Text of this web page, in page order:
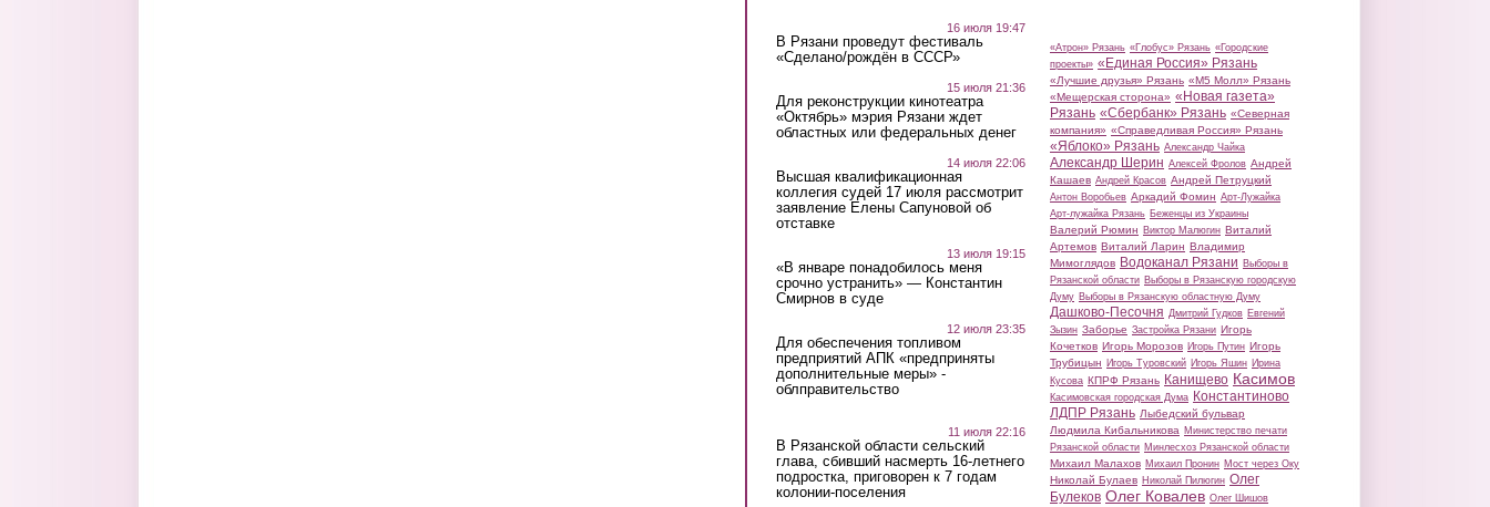
16 июля 19:47
В Рязани проведут фестиваль
«Сделано/рождён в СССР»
15 июля 21:36
Для реконструкции кинотеатра
«Октябрь» мэрия Рязани ждет
областных или федеральных денег
14 июля 22:06
Высшая квалификационная
коллегия судей 17 июля рассмотрит
заявление Елены Сапуновой об
отставке
13 июля 19:15
«В январе понадобилось меня
срочно устранить» — Константин
Смирнов в суде
12 июля 23:35
Для обеспечения топливом
предприятий АПК «предприняты
дополнительные меры» -
облправительство
11 июля 22:16
В Рязанской области сельский
глава, сбивший насмерть 16-летнего
подростка, приговорен к 7 годам
колонии-поселения
«Атрон» Рязань «Глобус» Рязань «Городские
проекты» «Единая Россия» Рязань
«Лучшие друзья» Рязань «М5 Молл» Рязань
«Мещерская сторона» «Новая газета»
Рязань «Сбербанк» Рязань «Северная
компания» «Справедливая Россия» Рязань
«Яблоко» Рязань Александр Чайка
Александр Шерин Алексей Фролов Андрей
Кашаев Андрей Красов Андрей Петруцкий
Антон Воробьев Аркадий Фомин Арт-Лужайка
Арт-лужайка Рязань Беженцы из Украины
Валерий Рюмин Виктор Малюгин Виталий
Артемов Виталий Ларин Владимир
Мимоглядов Водоканал Рязани Выборы в
Рязанской области Выборы в Рязанскую городскую
Думу Выборы в Рязанскую областную Думу
Дашково-Песочня Дмитрий Гудков Евгений
Зызин Заборье Застройка Рязани Игорь
Кочетков Игорь Морозов Игорь Путин Игорь
Трубицын Игорь Туровский Игорь Яшин Ирина
Кусова КПРФ Рязань Канищево Касимов
Касимовская городская Дума Константиново
ЛДПР Рязань Лыбедский бульвар
Людмила Кибальникова Министерство печати
Рязанской области Минлесхоз Рязанской области
Михаил Малахов Михаил Пронин Мост через Оку
Николай Булаев Николай Пилюгин Олег
Булеков Олег Ковалев Олег Шишов